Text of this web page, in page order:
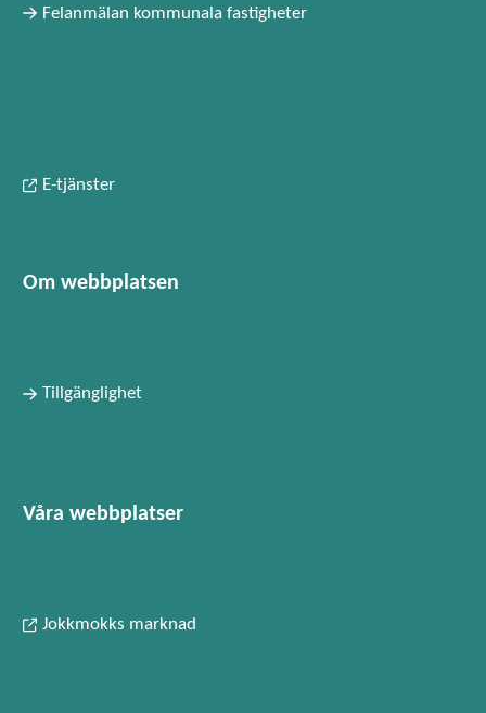
Felanmälan kommunala fastigheter
E-tjänster
Om webbplatsen
Tillgänglighet
Våra webbplatser
Jokkmokks marknad